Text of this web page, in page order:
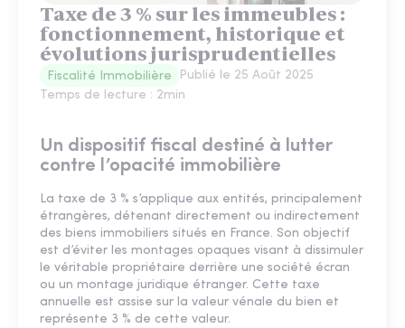
Taxe de 3 % sur les immeubles :
fonctionnement, historique et
évolutions jurisprudentielles
Fiscalité Immobilière Publié le 25 Août 2025
Temps de lecture : 2min
Un dispositif fiscal destiné à lutter
contre l’opacité immobilière
La taxe de 3 % s’applique aux entités, principalement
étrangères, détenant directement ou indirectement
des biens immobiliers situés en France. Son objectif
est d’éviter les montages opaques visant à dissimuler
le véritable propriétaire derrière une société écran
ou un montage juridique étranger. Cette taxe
annuelle est assise sur la valeur vénale du bien et
représente 3 % de cette valeur.